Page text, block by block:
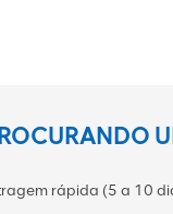
rápida (5 a 10